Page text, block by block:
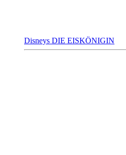
Disneys DIE EISKÖNIGIN